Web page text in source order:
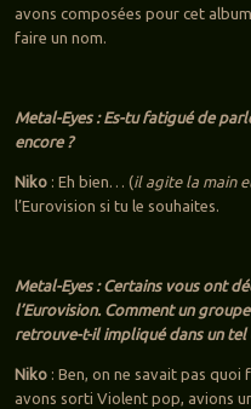
avons composées pour cet
faire un nom.
Metal-Eyes : Es-tu fatigué de
encore ?
Niko: Eh bien… (il agite la main
l’Eurovision si tu le souhaites.
Metal-Eyes : Certains vous ont
l’Eurovision. Comment un
retrouve-t-il impliqué dans un tel
Niko: Ben, on ne savait pas quoi
avons sorti Violent pop, avions